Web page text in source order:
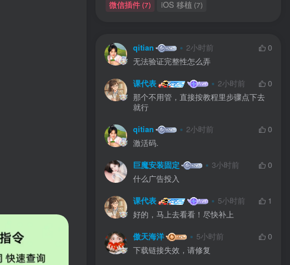
微信插件(7) iOS 移植 (7)
qitian 2小时前
0
无法验证完整性怎么弄
课代表 2小时前
0
那个不用管，直接按教程里步骤点下去
就行
qitian 2小时前
0
激活码.
巨魔安装固定 3小时前
0
什么广告投入
课代表 5小时前
1
好的，马上去看看！尽快补上
傲天海洋 5小时前
0
下载链接失效，请修复